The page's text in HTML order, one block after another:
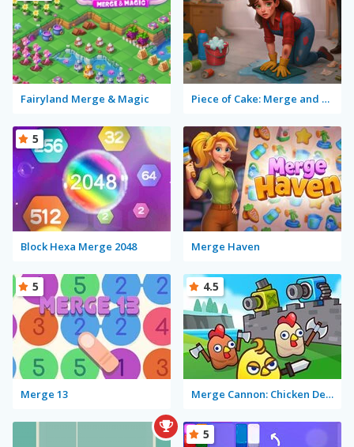
Fairyland Merge & Magic Piece of Cake: Merge and Bake
Block Hexa Merge 2048
5
Merge Haven
Merge 13
5
Merge Cannon: Chicken Defense
4.5
5